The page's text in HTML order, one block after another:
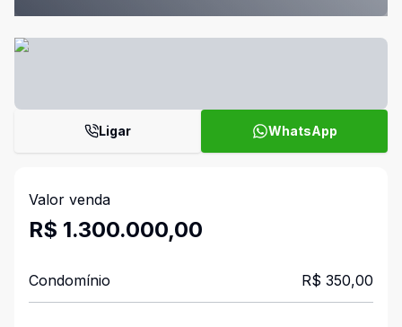
Ligar WhatsApp
Valor venda
R$ 1.300.000,00
Condomínio R$ 350,00